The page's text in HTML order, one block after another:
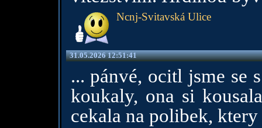
Ncnj-Svitavská Ulice
31.05.2026 12:51:41
... pánvé, ocitl jsme se
koukaly, ona si
cekala na polibek,